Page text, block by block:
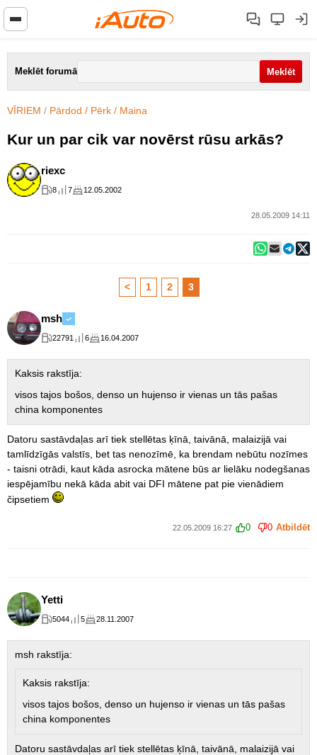
Meklēt forumā
VĪRIEM / Pārdod / Pērk / Maina
Kur un par cik var novērst rūsu arkās?
riexc
8 7 12.05.2002
28.05.2009 14:11
< 1 2 3
msh
22791 6 16.04.2007
Kaksis rakstīja:
visos tajos bošos, denso un hujenso ir vienas un tās pašas
china komponentes
Datoru sastāvdaļas arī tiek stellētas ķīnā, taivānā, malaizijā vai
tamlīdzīgās valstīs, bet tas nenozīmē, ka brendam nebūtu nozīmes
- taisni otrādi, kaut kāda asrocka mātene būs ar lielāku nodegšanas
iespējamību nekā kāda abit vai DFI mātene pat pie vienādiem
čipsetiem
22.05.2009 16:27 0 0 Atbildēt
Yetti
5044 5 28.11.2007
msh rakstīja:
Kaksis rakstīja:
visos tajos bošos, denso un hujenso ir vienas un tās pašas
china komponentes
Datoru sastāvdaļas arī tiek stellētas ķīnā, taivānā, malaizijā vai